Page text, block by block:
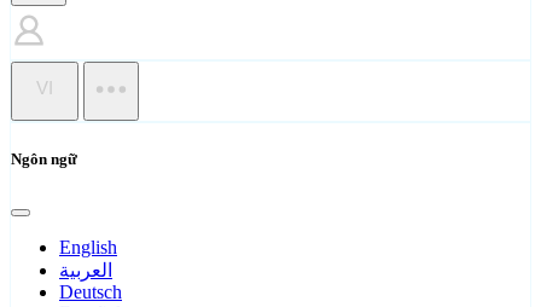
VI
Ngôn ngữ
English
العربية
Deutsch